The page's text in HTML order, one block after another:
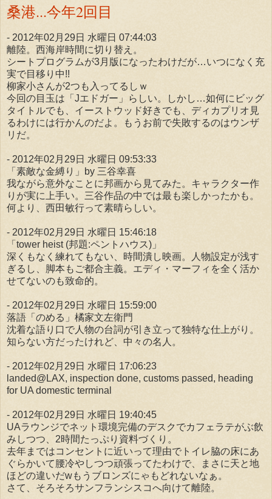
桑港...今年2回目
- 2012年02月29日 水曜日 07:44:03
離陸。西海岸時間に切り替え。
シートプログラムが3月版になったわけだが…いつになく充
実で目移り中!!
柳家小さんが2つも入ってるしｗ
今回の目玉は「Jエドガー」らしい。しかし…如何にビッグ
タイトルでも、イーストウッド好きでも、ディカプリオ見
るわけには行かんのだよ。もうお前で失敗するのはウンザ
リだ。
- 2012年02月29日 水曜日 09:53:33
「素敵な金縛り」by 三谷幸喜
我ながら意外なことに邦画から見てみた。キャラクター作
りが実に上手い。三谷作品の中では最も楽しかったかも。
何より、西田敏行って素晴らしい。
- 2012年02月29日 水曜日 15:46:18
「tower heist (邦題:ペントハウス)」
深くもなく練れてもない、時間潰し映画。人物設定が浅す
ぎるし、脚本もご都合主義。エディ・マーフィを全く活か
せてないのも致命的。
- 2012年02月29日 水曜日 15:59:00
落語「のめる」橘家文左衛門
沈着な語り口で人物の台詞が引き立って独特な仕上がり。
知らない方だったけれど、中々の名人。
- 2012年02月29日 水曜日 17:06:23
landed@LAX, inspection done, customs passed, heading
for UA domestic terminal
- 2012年02月29日 水曜日 19:40:45
UAラウンジでネット環境完備のデスクでカフェラテがぶ飲
みしつつ、2時間たっぷり資料づくり。
去年まではコンセントに近いって理由でトイレ脇の床にあ
ぐらかいて腰冷やしつつ頑張ってたわけで、まさに天と地
ほどの違いだwもうブロンズにゃもどれないなぁ。
さて、そろそろサンフランシスコへ向けて離陸。